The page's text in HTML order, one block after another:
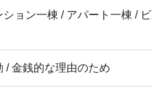
ョン一棟 / アパート一棟 /
/ 金銭的な理由のため